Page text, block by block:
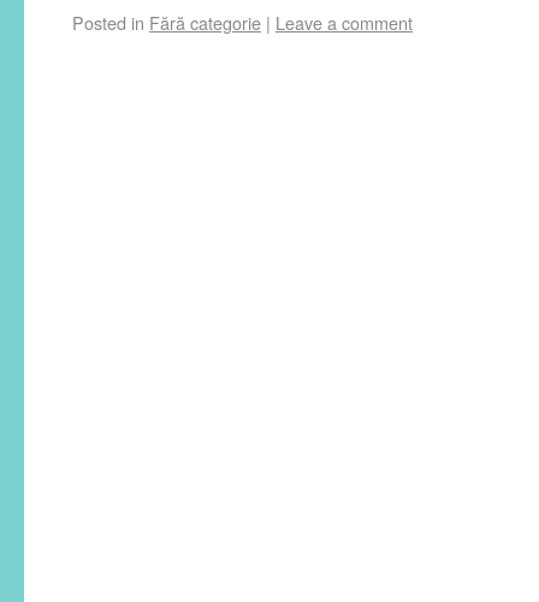
Posted in Fără categorie | Leave a comment